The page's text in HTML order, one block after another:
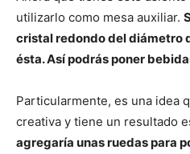
utilizarlo como mesa auxiliar.
cristal redondo del diámetro
ésta. Así podrás poner
Particularmente, es una idea
creativa y tiene un resultado
agregaría unas ruedas para